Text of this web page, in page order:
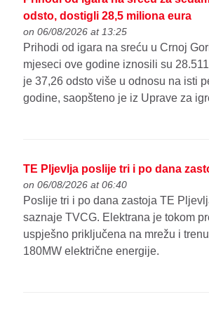
odsto, dostigli 28,5 miliona eura
on 06/08/2026 at 13:25
Prihodi od igara na sreću u Crnoj
mjeseci ove godine iznosili su
je 37,26 odsto više u odnosu na isti
godine, saopšteno je iz Uprave za
TE Pljevlja poslije tri i po dana
on 06/08/2026 at 06:40
Poslije tri i po dana zastoja TE
saznaje TVCG. Elektrana je tokom
uspješno priključena na mrežu i
180MW električne energije.